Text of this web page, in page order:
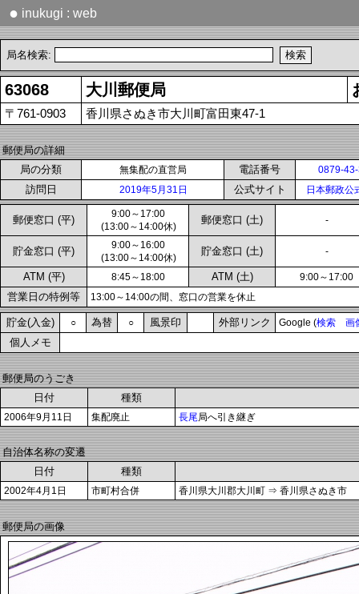
● inukugi : web
局名検索:
63068 大川郵便局
〒761-0903 香川県さぬき市大川町富田東47-1
郵便局の詳細
局の分類
無集配の直営局 電話番号 0879-
訪問日 2019年5月31日 公式サイト 日本郵政公
郵便窓口 (平)
9:00～17:00
(13:00～14:00休)
郵便窓口 (土) -
貯金窓口 (平)
9:00～16:00
(13:00～14:00休)
貯金窓口 (土) -
ATM (平) 8:45～18:00 ATM (土) 9:00～17:00
営業日の特例等 13:00～14:00の間、窓口の営業を休止
貯金(入金) ○ 為替 ○ 風景印 外部リンク Google (検索 画
個人メモ
郵便局のうごき
日付
種類
2006年9月11日 集配廃止 長尾局へ引き継ぎ
自治体名称の変遷
日付
種類
2002年4月1日 市町村合併 香川県大川郡大川町 ⇒ 香川県さぬき市
郵便局の画像